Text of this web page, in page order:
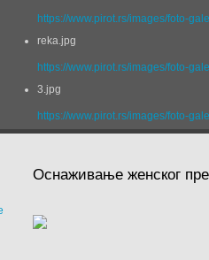
https://www.pirot.rs/images/foto-
reka.jpg
https://www.pirot.rs/images/foto-
3.jpg
https://www.pirot.rs/images/foto-
Оснаживање женског